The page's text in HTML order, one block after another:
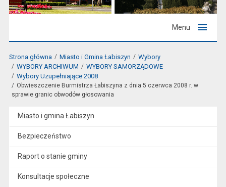
Menu
Strona główna Miasto i Gmina Łabiszyn
Wybory
WYBORY ARCHIWUM
WYBORY SAMORZĄDOWE
Wybory Uzupełniające 2008
Obwieszczenie Burmistrza Łabiszyna z dnia 5 czerwca 2008 r. w
sprawie granic obwodów głosowania
Miasto i gmina Łabiszyn
Bezpieczeństwo
Raport o stanie gminy
Konsultacje społeczne